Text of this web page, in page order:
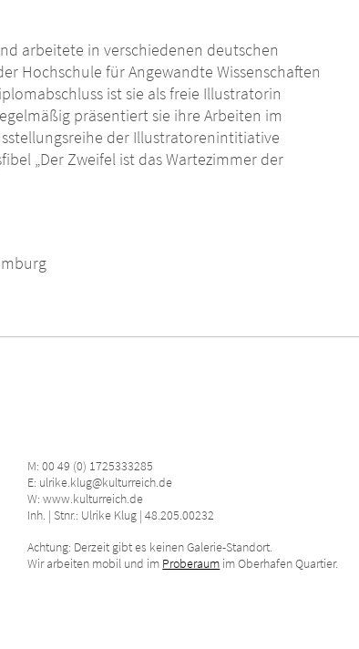
arbeitete in verschiedenen deutschen
Hochschule für Angewandte Wissenschaften
ist sie als freie Illustratorin
präsentiert sie ihre Arbeiten im
der Illustratorenintitiative
„Der Zweifel ist das Wartezimmer der
M: 00 49 (0) 1725333285
E: ulrike.klug@kulturreich.de
W: www.kulturreich.de
Inh. | Stnr.: Ulrike Klug | 48.205.00232
Achtung: Derzeit gibt es keinen Galerie-Standort.
Wir arbeiten mobil und im Proberaum im Oberhafen Quartier.